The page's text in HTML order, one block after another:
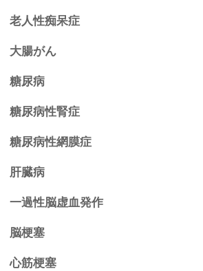
老人性痴呆症
大腸がん
糖尿病
糖尿病性腎症
糖尿病性網膜症
肝臓病
一過性脳虚血発作
脳梗塞
心筋梗塞